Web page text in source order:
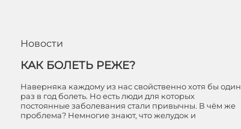
Новости
КАК БОЛЕТЬ РЕЖЕ?
Наверняка каждому из нас свойственно хотя бы один
раз в год болеть. Но есть люди для которых
постоянные заболевания стали привычны. В чём же
проблема? Немногие знают, что желудок и